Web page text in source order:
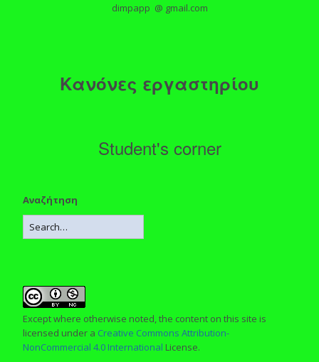
dimpapp @ gmail.com
Κανόνες εργαστηρίου
Student's corner
Αναζήτηση
Except where otherwise noted, the content on this site is
licensed under a Creative Commons Attribution-
NonCommercial 4.0 International License.